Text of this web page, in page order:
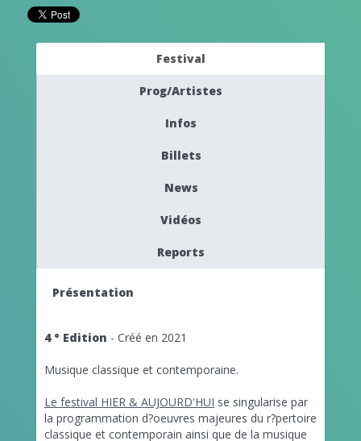
Festival
Prog/Artistes
Infos
Billets
News
Vidéos
Reports
Présentation
4 ° Edition - Créé en 2021
Musique classique et contemporaine.
Le festival HIER & AUJOURD'HUI se singularise par
la programmation d?oeuvres majeures du r?pertoire
classique et contemporain ainsi que de la musique